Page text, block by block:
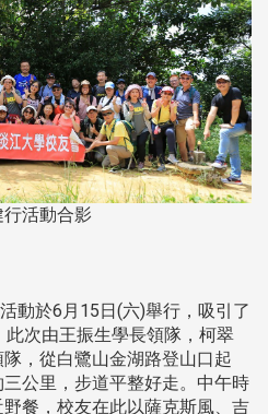
活動合影
動於6月15日(六)舉行，吸引了
次由王振生學長領隊，柯翠
，從白鷺山金湖路登山口起
公里，步道平整好走。中午時
餐，校友在此以薩克斯風、吉